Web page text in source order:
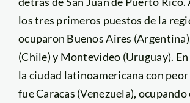
los tres primeros puestos de la
ocuparon Buenos Aires
(Chile) y Montevideo (Uruguay).
la ciudad latinoamericana con
fue Caracas (Venezuela),